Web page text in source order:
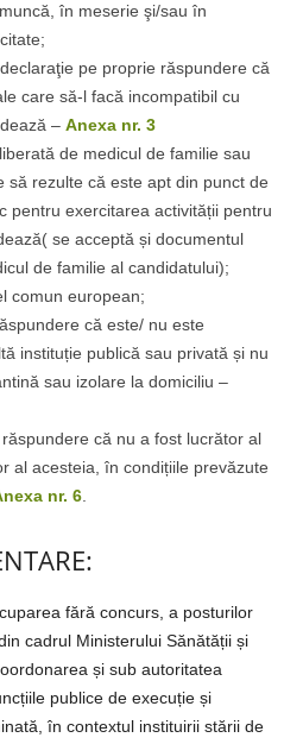
în meserie şi/sau în
pe proprie răspundere că
care să-l facă incompatibil cu
– Anexa nr. 3
de medicul de familie sau
să rezulte că este apt din punct de
pentru exercitarea activității pentru
se acceptă și documentul
de familie al candidatului);
comun european;
că este/ nu este
instituție publică sau privată și nu
sau izolare la domiciliu –
că nu a fost lucrător al
al acesteia, în condițiile prevăzute
nr. 6
fără concurs, a posturilor
cadrul Ministerului Sănătății și
și sub autoritatea
publice de execuție și
în contextul instituirii stării de